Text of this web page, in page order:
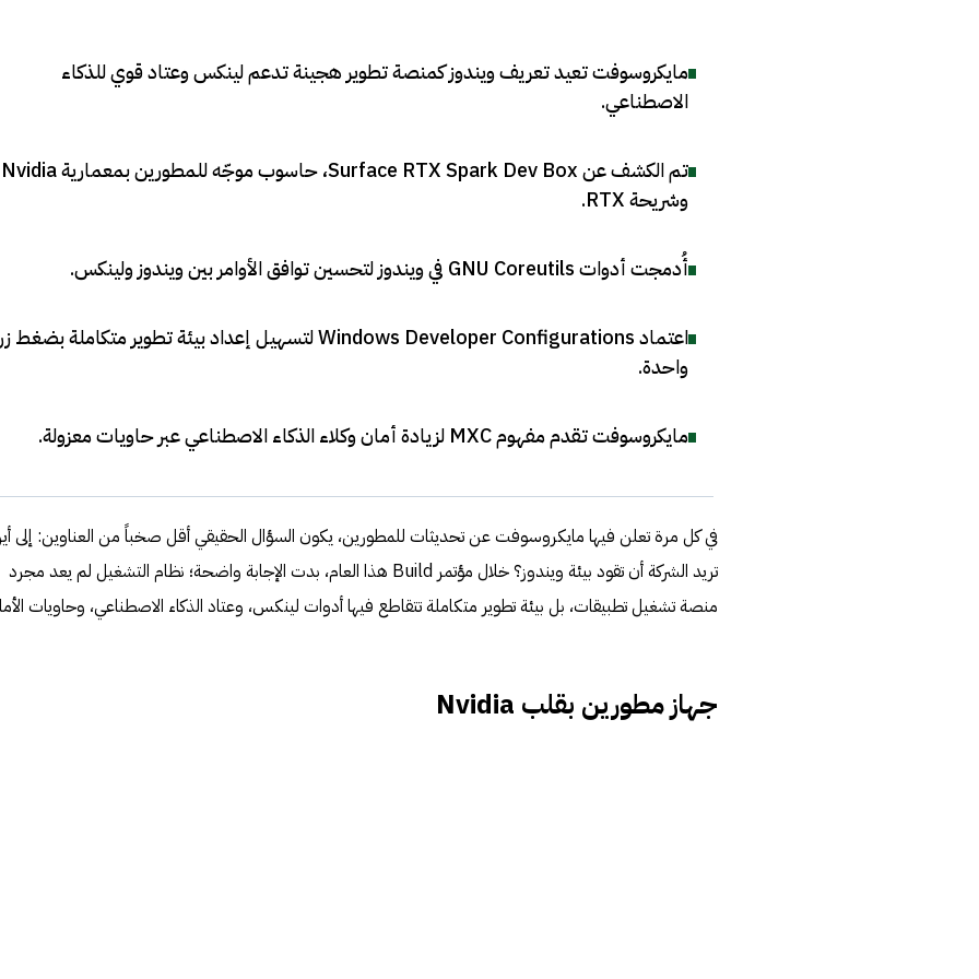
مايكروسوفت تعيد تعريف ويندوز كمنصة تطوير هجينة تدعم لينكس وعتاد قوي للذكاء
الاصطناعي.
تم الكشف عن Surface RTX Spark Dev Box، حاسوب موجّه للمطورين بمعمارية Nvidia
وشريحة RTX
.
أُدمجت أدوات GNU Coreutils في ويندوز لتحسين توافق الأوامر بين ويندوز ولينكس .
اعتماد Windows Developer Configurations لتسهيل إعداد بيئة تطوير متكاملة بضغط زر
واحدة.
مايكروسوفت تقدم مفهوم MXC لزيادة أمان وكلاء الذكاء الاصطناعي عبر حاويات معزولة .
في كل مرة تعلن فيها مايكروسوفت عن تحديثات للمطورين، يكون السؤال الحقيقي أقل صخباً من العناوين: إلى
تريد الشركة أن تقود بيئة ويندوز؟ خلال مؤتمر Build هذا العام، بدت الإجابة واضحة؛ نظام التشغيل لم يعد مجرد
منصة تشغيل تطبيقات، بل بيئة تطوير متكاملة تتقاطع فيها أدوات لينكس، وعتاد الذكاء الاصطناعي، وحاويات
جهاز مطورين بقلب Nvidia